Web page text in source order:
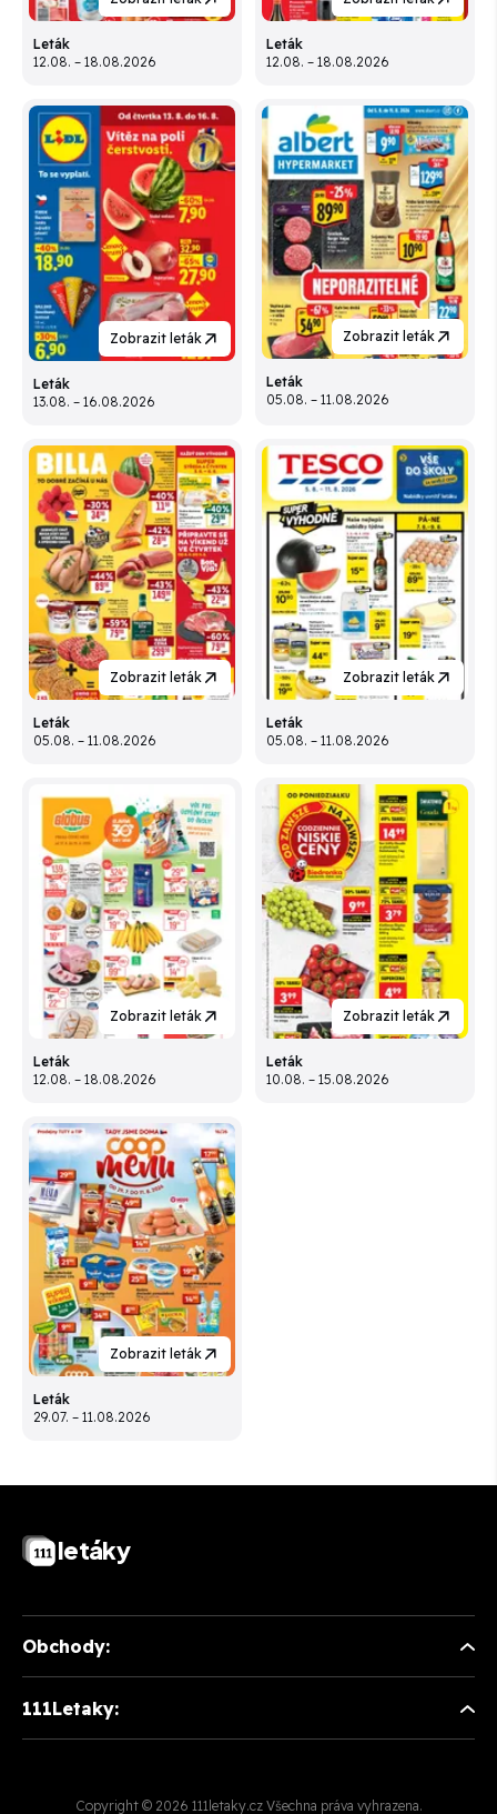
Leták
12.08. – 18.08.2026
Leták
12.08. – 18.08.2026
Zobrazit leták
Leták
13.08. – 16.08.2026
Zobrazit leták
Leták
05.08. – 11.08.2026
Zobrazit leták
Leták
05.08. – 11.08.2026
Zobrazit leták
Leták
05.08. – 11.08.2026
Zobrazit leták
Leták
12.08. – 18.08.2026
Zobrazit leták
Leták
10.08. – 15.08.2026
Zobrazit leták
Leták
29.07. – 11.08.2026
letáky
Obchody:
111Letaky:
Copyright © 2026 111letaky.cz Všechna práva vyhrazena.